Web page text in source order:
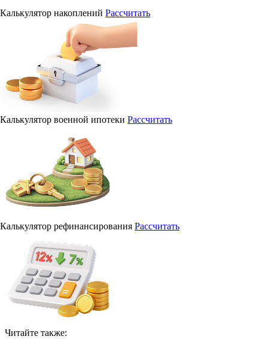
Калькулятор накоплений Рассчитать
Калькулятор военной ипотеки Рассчитать
Калькулятор рефинансирования Рассчитать
Читайте также: